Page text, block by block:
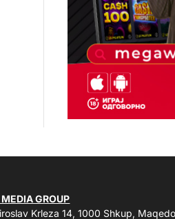
GROUP
Krleza 14, 1000 Shkup,